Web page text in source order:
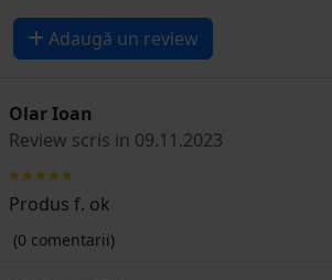
Adaugă un review
Olar Ioan
Review scris in 09.11.2023
Produs f. ok
(0 comentarii)